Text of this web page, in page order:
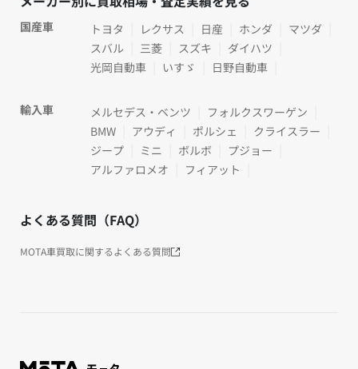
国産車 トヨタ レクサス 日産 ホンダ
マツダ
スバル
三菱 スズキ
ダイハツ
光岡自動車
いすゞ 日野自動車
輸入車 メルセデス・ベンツ
フォルクスワーゲン
BMW
アウディ ポルシェ
クライスラー
ジープ
ミニ ボルボ
プジョー
アルファロメオ
フィアット
よくある質問（FAQ）
MOTA車買取に関するよくある質問